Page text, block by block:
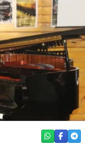
WHATSAPP